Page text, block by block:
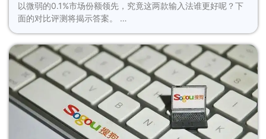
以微弱的0.1%市场份额领先，究竟这两款输入法谁更好呢？下
面的对比评测将揭示答案。 …